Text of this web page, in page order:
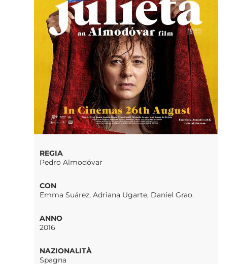
REGIA
Pedro Almodóvar
CON
Emma Suárez, Adriana Ugarte, Daniel Grao.
ANNO
2016
NAZIONALITÀ
Spagna